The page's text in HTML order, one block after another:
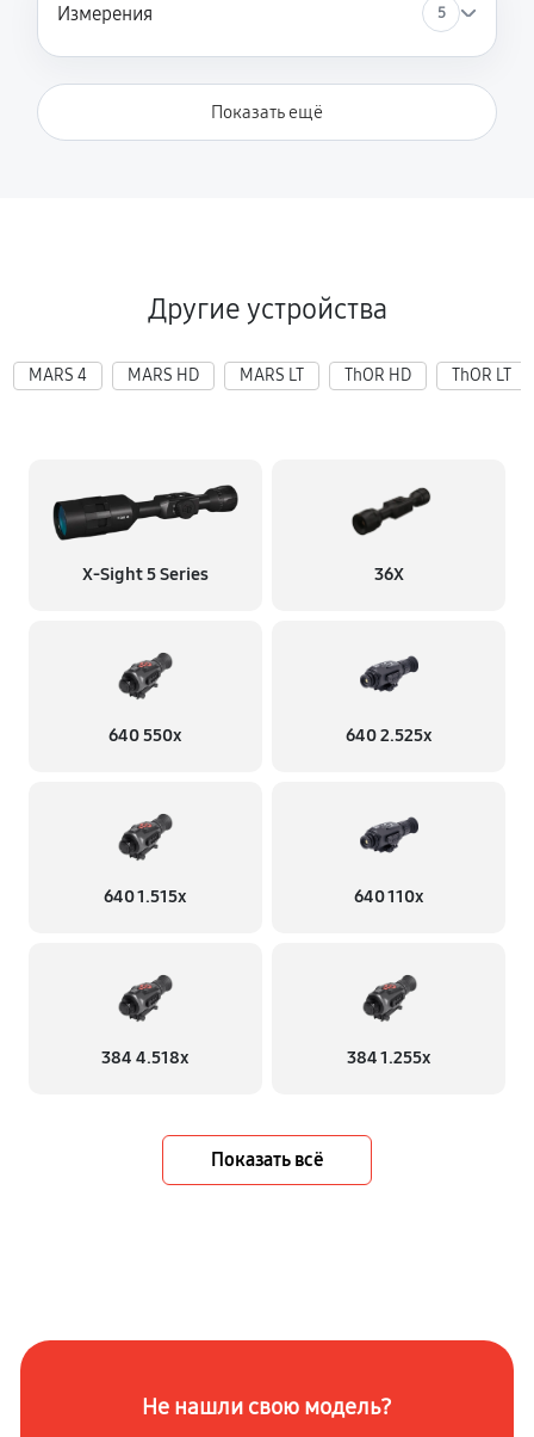
Измерения 5
Показать ещё
Другие устройства
MARS 4 MARS HD MARS LT ThOR HD ThOR LT
X‑Sight 5 Series 36X
640 550x 640 2.525x
640 1.515x 640 110x
384 4.518x 384 1.255х
Показать всё
Не нашли свою модель?